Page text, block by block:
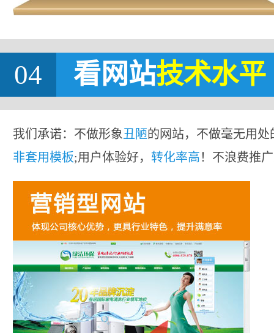
04 看网站技术水平
我们承诺：不做形象丑陋的网站，不做毫无用处
非套用模板;用户体验好， 转化率高！不浪费推